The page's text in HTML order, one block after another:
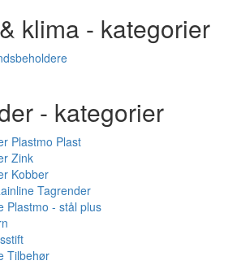
klima - kategorier
- kategorier
Plastmo Plast
Zink
Kobber
Tagrender
Plastmo - stål plus
Tilbehør